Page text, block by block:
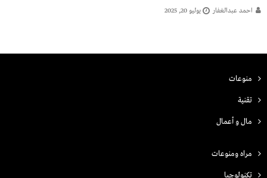
احمد عبدالغفار يوليو 20, 2025
منوعات
تقنية
مال و أعمال
مراه ومنوعات
تكنولوجيا